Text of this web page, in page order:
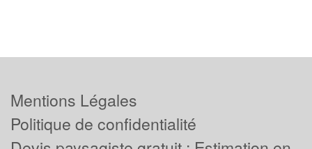
Mentions Légales
Politique de confidentialité